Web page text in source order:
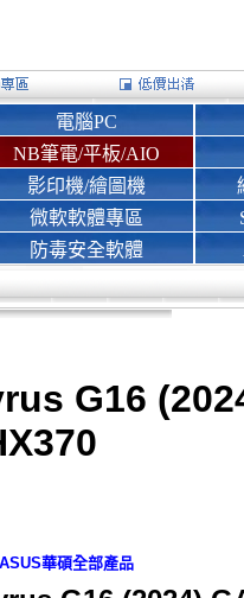
電腦PC
NB筆電/平板/AIO
影印機/繪圖機
微軟軟體專區
防毒安全軟體
G16
ASUS華碩全部產品